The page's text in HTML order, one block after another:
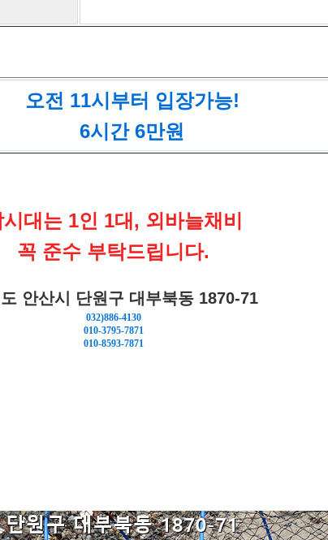
오전 11시부터 입장가능!
6시간 6만원
대는 1인 1대, 외바늘채비
꼭 준수 부탁드립니다.
안산시 단원구 대부북동 1870-71
032)886-4130
010-3795-7871
010-8593-7871